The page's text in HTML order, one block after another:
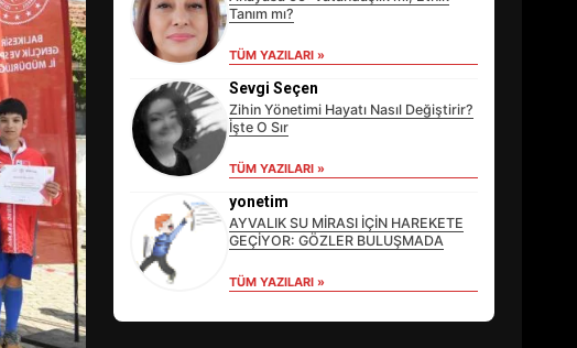
Tanım mı?
TÜM YAZILARI »
Sevgi Seçen
Zihin Yönetimi Hayatı Nasıl Değiştirir?
İşte O Sır
TÜM YAZILARI »
yonetim
AYVALIK SU MİRASI İÇİN HAREKETE
GEÇİYOR: GÖZLER BULUŞMADA
TÜM YAZILARI »
EİB’DE KRİTİK ATAMA:
SÜRDÜRÜLEBİLİRLİKTE NE
DEĞİŞECEK?